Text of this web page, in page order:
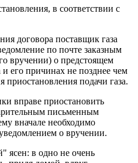
в соответствии с
договора поставщик газа
по почте заказным
вручении) о предстоящем
его причинах не позднее чем
приостановления подачи газа.
вправе приостановить
письменным
вначале необходимо
о вручении.
ясен: в одно не очень